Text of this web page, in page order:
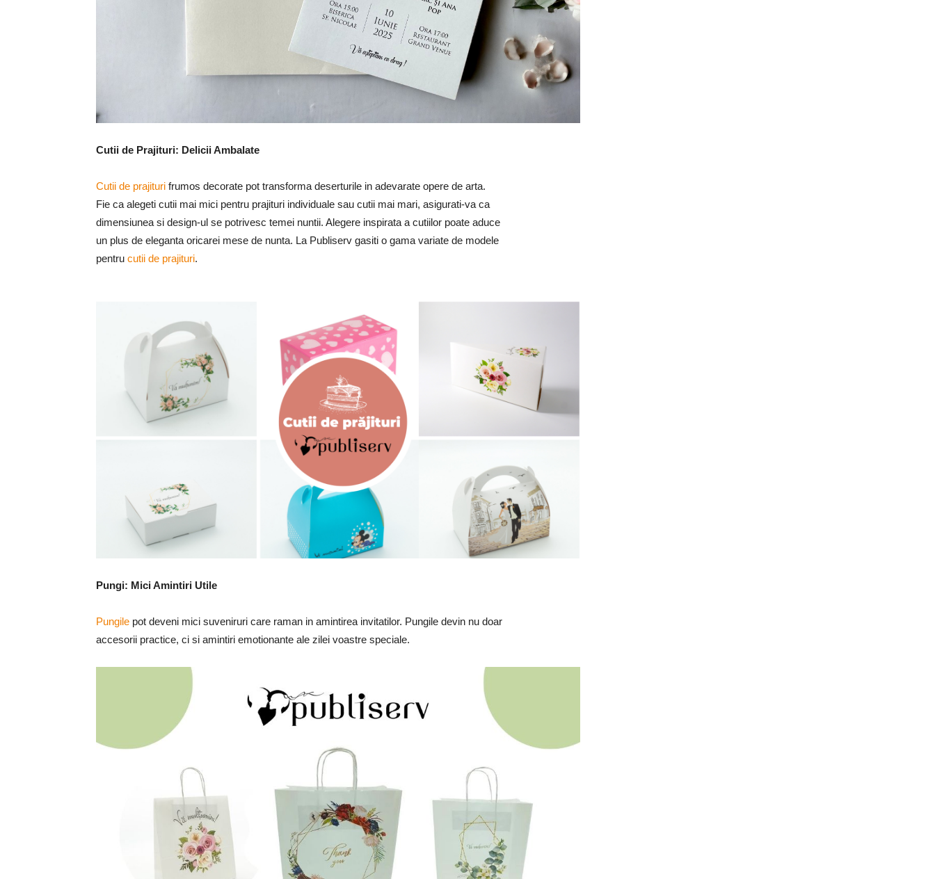
Cutii de Prajituri: Delicii Ambalate
Cutii de prajituri frumos decorate pot transforma deserturile in adevarate opere de arta.
Fie ca alegeti cutii mai mici pentru prajituri individuale sau cutii mai mari, asigurati-va ca
dimensiunea si design-ul se potrivesc temei nuntii. Alegere inspirata a cutiilor poate aduce
un plus de eleganta oricarei mese de nunta. La Publiserv gasiti o gama variate de modele
pentru cutii de prajituri.
Pungi: Mici Amintiri Utile
Pungile pot deveni mici suveniruri care raman in amintirea invitatilor. Pungile devin nu doar
accesorii practice, ci si amintiri emotionante ale zilei voastre speciale.